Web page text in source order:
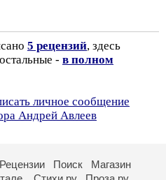
5 рецензий, здесь
- в полном
личное сообщение
Андрей Авлеев
Рецензии Поиск
Магазин